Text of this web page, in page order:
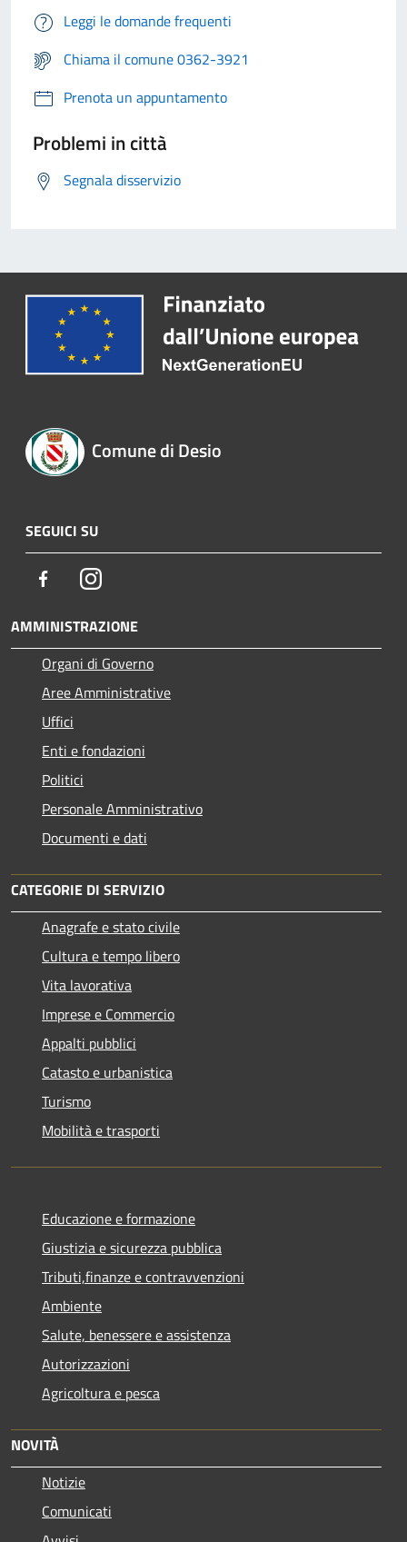
Leggi le domande frequenti
Chiama il comune 0362-3921
Prenota un appuntamento
Problemi in città
Segnala disservizio
Comune di Desio
SEGUICI SU
FacebookInstagram
AMMINISTRAZIONE
Organi di Governo
Aree Amministrative
Uffici
Enti e fondazioni
Politici
Personale Amministrativo
Documenti e dati
CATEGORIE DI SERVIZIO
Anagrafe e stato civile
Cultura e tempo libero
Vita lavorativa
Imprese e Commercio
Appalti pubblici
Catasto e urbanistica
Turismo
Mobilità e trasporti
Educazione e formazione
Giustizia e sicurezza pubblica
Tributi,finanze e contravvenzioni
Ambiente
Salute, benessere e assistenza
Autorizzazioni
Agricoltura e pesca
NOVITÀ
Notizie
Comunicati